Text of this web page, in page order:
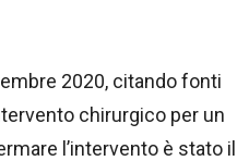
2020, citando fonti
chirurgico per un
l’intervento è stato il